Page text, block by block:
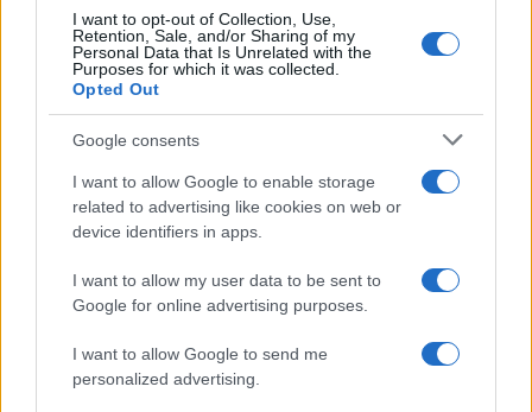
I want to opt-out of Collection, Use,
Retention, Sale, and/or Sharing of my
Personal Data that Is Unrelated with the
Purposes for which it was collected.
Opted Out
Google consents
I want to allow Google to enable storage
related to advertising like cookies on web or
device identifiers in apps.
I want to allow my user data to be sent to
Google for online advertising purposes.
I want to allow Google to send me
personalized advertising.
ambiente, mobilità e alimentazione.
AUTORE
chef